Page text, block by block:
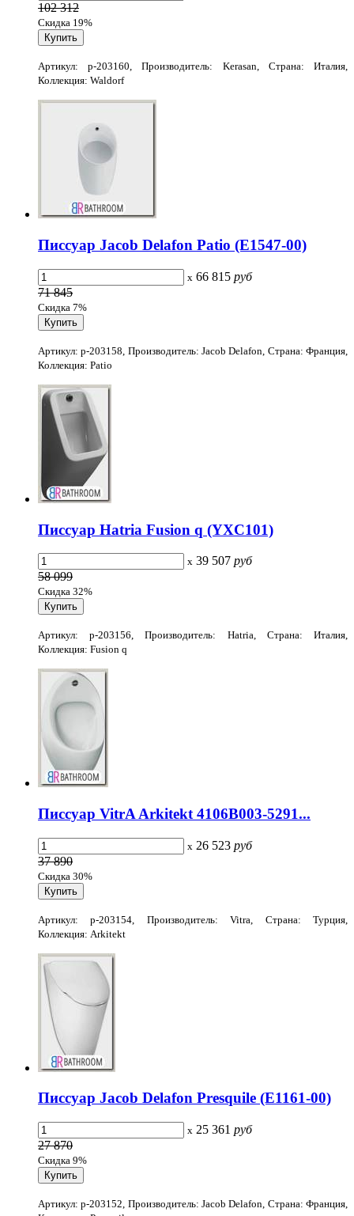
102 312
Скидка 19%
Артикул: p-203160, Производитель: Kerasan, Страна: Италия,
Коллекция: Waldorf
Писсуар Jacob Delafon Patio (E1547-00)
x 66 815 руб
71 845
Скидка 7%
Артикул: p-203158, Производитель: Jacob Delafon, Страна: Франция,
Коллекция: Patio
Писсуар Hatria Fusion q (YXC101)
x 39 507 руб
58 099
Скидка 32%
Артикул: p-203156, Производитель: Hatria, Страна: Италия,
Коллекция: Fusion q
Писсуар VitrA Arkitekt 4106B003-5291...
x 26 523 руб
37 890
Скидка 30%
Артикул: p-203154, Производитель: Vitra, Страна: Турция,
Коллекция: Arkitekt
Писсуар Jacob Delafon Presquile (E1161-00)
x 25 361 руб
27 870
Скидка 9%
Артикул: p-203152, Производитель: Jacob Delafon, Страна: Франция,